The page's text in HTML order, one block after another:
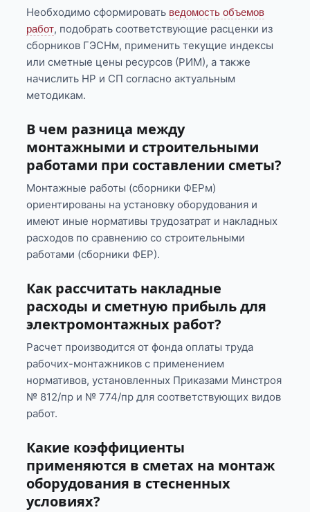
Необходимо сформировать ведомость объемов
работ, подобрать соответствующие расценки из
сборников ГЭСНм, применить текущие индексы
или сметные цены ресурсов (РИМ), а также
начислить НР и СП согласно актуальным
методикам.
В чем разница между
монтажными и строительными
работами при составлении сметы?
Монтажные работы (сборники ФЕРм)
ориентированы на установку оборудования и
имеют иные нормативы трудозатрат и накладных
расходов по сравнению со строительными
работами (сборники ФЕР).
Как рассчитать накладные
расходы и сметную прибыль для
электромонтажных работ?
Расчет производится от фонда оплаты труда
рабочих-монтажников с применением
нормативов, установленных Приказами Минстроя
№ 812/пр и № 774/пр для соответствующих видов
работ.
Какие коэффициенты
применяются в сметах на монтаж
оборудования в стесненных
условиях?